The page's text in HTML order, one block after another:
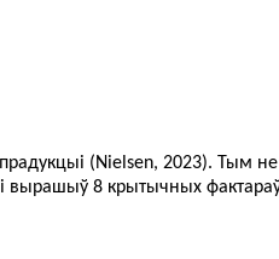
(Nielsen, 2023). Тым
8 крытычных